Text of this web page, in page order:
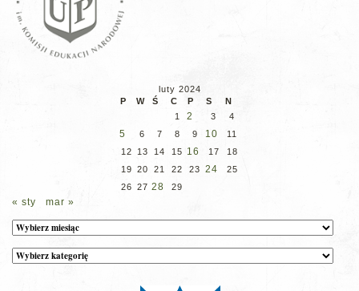
luty 2024
P
W Ś C P S
N
1
2 3 4
5 6 7 8 9 10
11
12
13 14 15 16 17
18
19 20 21 22 23 24
25
26 27 28 29
« sty mar »
Archiwum
Kategorie
wpisów